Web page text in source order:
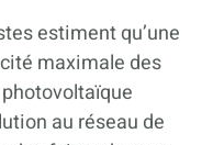
estiment qu’une
maximale des
au réseau de